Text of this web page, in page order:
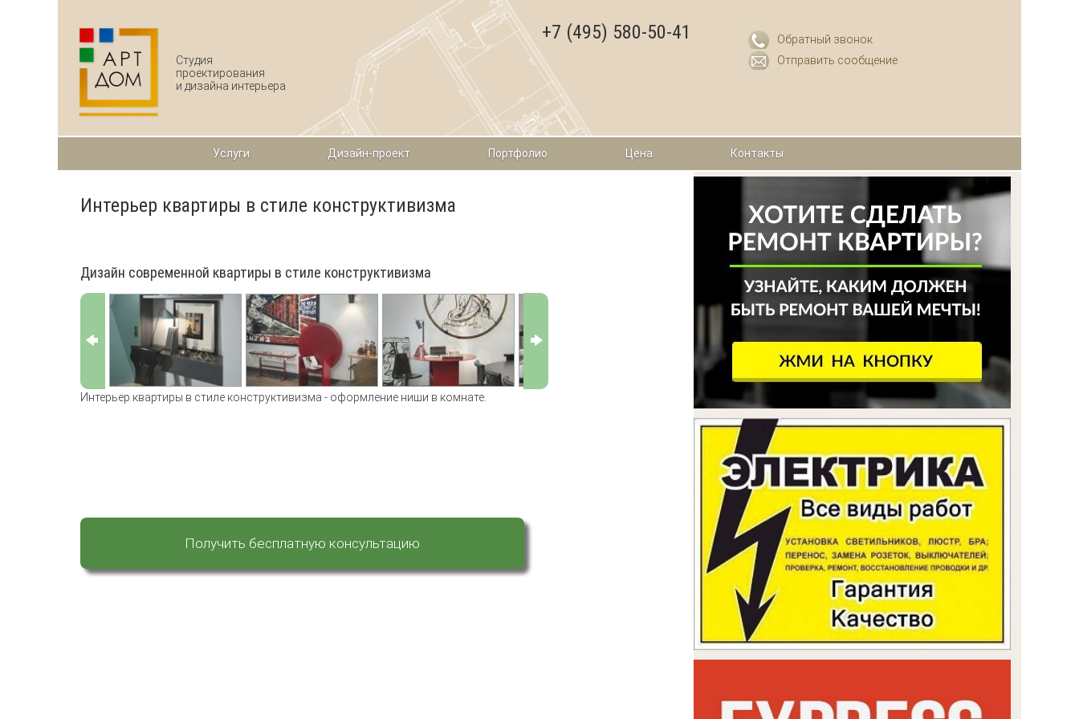
Студия
проектирования
и дизайна интерьера
+7 (495) 580-50-41
Обратный звонок
Отправить сообщение
Услуги Дизайн-проект Портфолио Цена Контакты
Интерьер квартиры в стиле конструктивизма
Дизайн современной квартиры в стиле конструктивизма
Интерьер квартиры в стиле конструктивизма - оформление ниши в комнате.
Получить бесплатную консультацию